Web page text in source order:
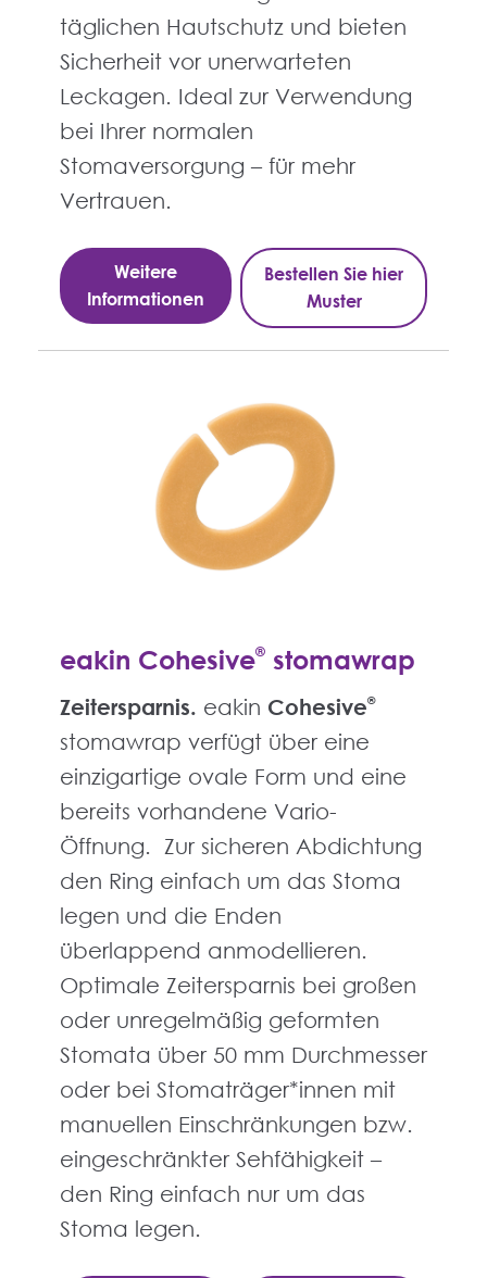
täglichen Hautschutz und bieten
Sicherheit vor unerwarteten
Leckagen. Ideal zur Verwendung
bei Ihrer normalen
Stomaversorgung – für mehr
Vertrauen.
Weitere
Informationen
Bestellen Sie hier
Muster
eakin Cohesive® stomawrap
Zeitersparnis. eakin Cohesive®
stomawrap verfügt über eine
einzigartige ovale Form und eine
bereits vorhandene Vario-
Öffnung. Zur sicheren Abdichtung
den Ring einfach um das Stoma
legen und die Enden
überlappend anmodellieren.
Optimale Zeitersparnis bei großen
oder unregelmäßig geformten
Stomata über 50 mm Durchmesser
oder bei Stomaträger*innen mit
manuellen Einschränkungen bzw.
eingeschränkter Sehfähigkeit –
den Ring einfach nur um das
Stoma legen.